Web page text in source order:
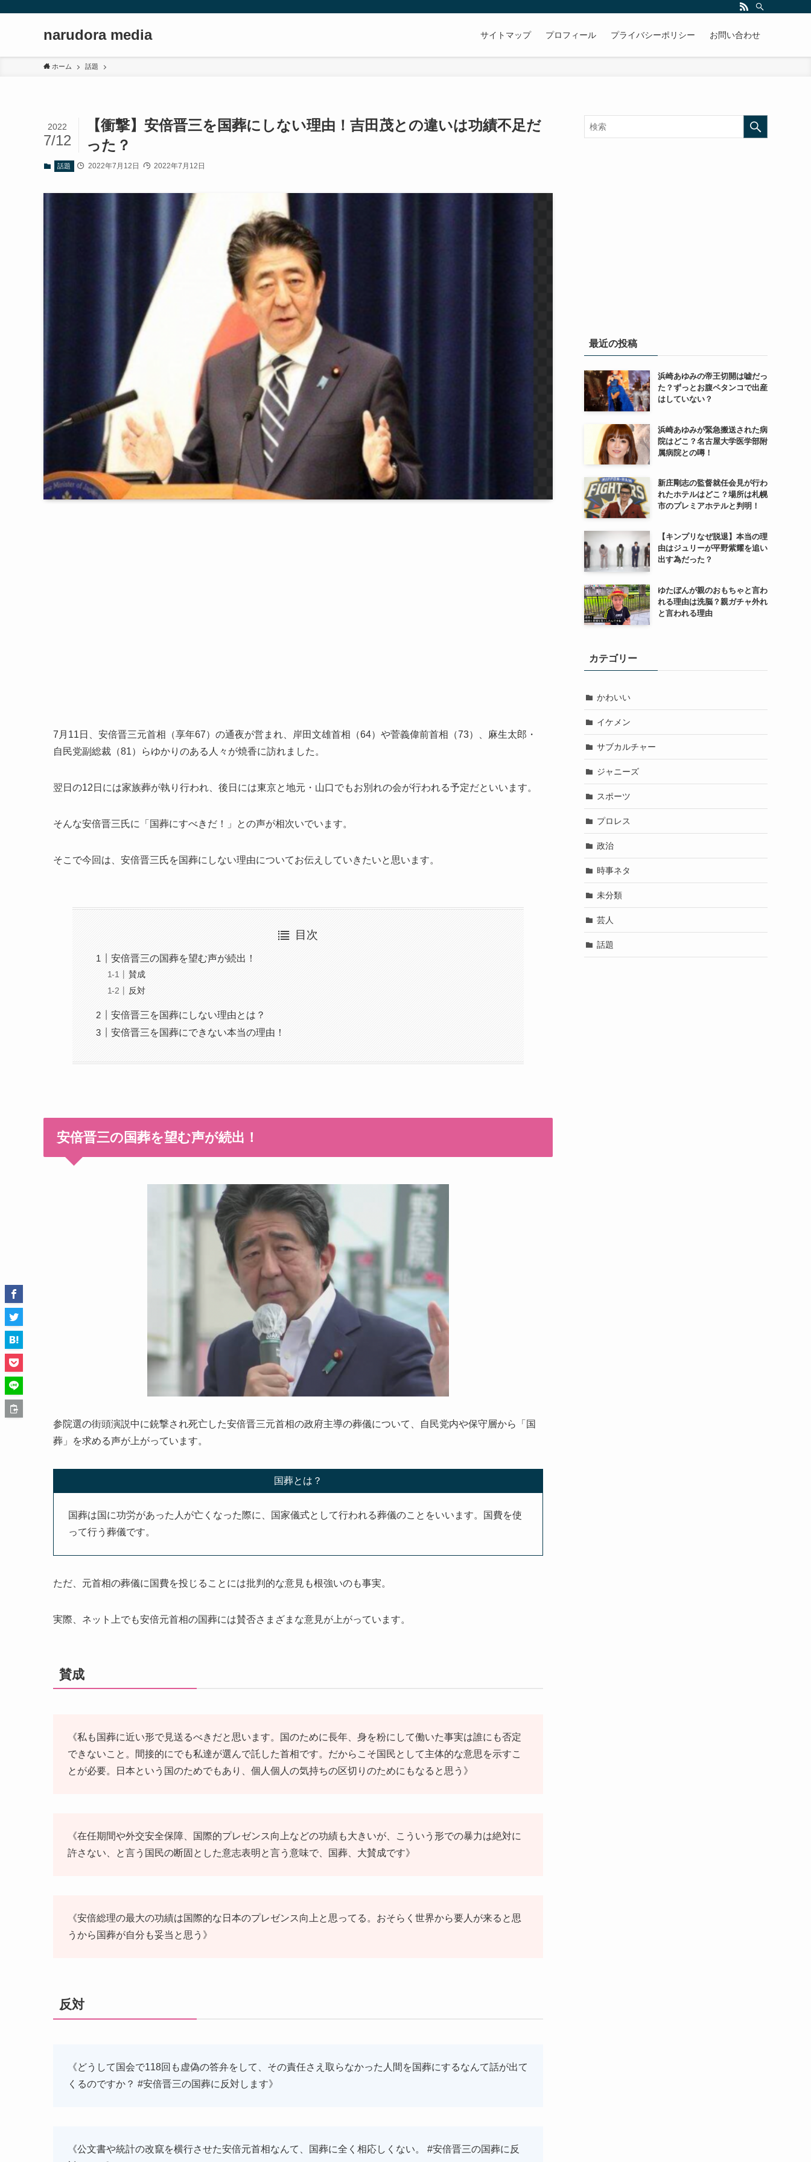
narudora media サイトマップ プロフィール プライバシーポリシー お問い合わせ
ホーム 話題
【衝撃】安倍晋三を国葬にしない理由！吉田茂との違いは功績不足だ
った？
2022
7/12
話題 2022年7月12日 2022年7月12日
7月11日、安倍晋三元首相（享年67）の通夜が営まれ、岸田文雄首相（64）や菅義偉前首相（73）、麻生太郎・
自民党副総裁（81）らゆかりのある人々が焼香に訪れました。
翌日の12日には家族葬が執り行われ、後日には東京と地元・山口でもお別れの会が行われる予定だといいます。
そんな安倍晋三氏に「国葬にすべきだ！」との声が相次いでいます。
そこで今回は、安倍晋三氏を国葬にしない理由についてお伝えしていきたいと思います。
目次
安倍晋三の国葬を望む声が続出！
賛成
反対
安倍晋三を国葬にしない理由とは？
安倍晋三を国葬にできない本当の理由！
安倍晋三の国葬を望む声が続出！
参院選の街頭演説中に銃撃され死亡した安倍晋三元首相の政府主導の葬儀について、自民党内や保守層から「国
葬」を求める声が上がっています。
国葬とは？
国葬は国に功労があった人が亡くなった際に、国家儀式として行われる葬儀のことをいいます。国費を使
って行う葬儀です。
ただ、元首相の葬儀に国費を投じることには批判的な意見も根強いのも事実。
実際、ネット上でも安倍元首相の国葬には賛否さまざまな意見が上がっています。
賛成
《私も国葬に近い形で見送るべきだと思います。国のために長年、身を粉にして働いた事実は誰にも否定
できないこと。間接的にでも私達が選んで託した首相です。だからこそ国民として主体的な意思を示すこ
とが必要。日本という国のためでもあり、個人個人の気持ちの区切りのためにもなると思う》
《在任期間や外交安全保障、国際的プレゼンス向上などの功績も大きいが、こういう形での暴力は絶対に
許さない、と言う国民の断固とした意志表明と言う意味で、国葬、大賛成です》
《安倍総理の最大の功績は国際的な日本のプレゼンス向上と思ってる。おそらく世界から要人が来ると思
うから国葬が自分も妥当と思う》
反対
《どうして国会で118回も虚偽の答弁をして、その責任さえ取らなかった人間を国葬にするなんて話が出て
くるのですか？ #安倍晋三の国葬に反対します》
《公文書や統計の改竄を横行させた安倍元首相なんて、国葬に全く相応しくない。 #安倍晋三の国葬に反
最近の投稿
浜崎あゆみの帝王切開は嘘だっ
た？ずっとお腹ペタンコで出産
はしていない？
浜崎あゆみが緊急搬送された病
院はどこ？名古屋大学医学部附
属病院との噂！
新庄剛志の監督就任会見が行わ
れたホテルはどこ？場所は札幌
市のプレミアホテルと判明！
【キンプリなぜ脱退】本当の理
由はジュリーが平野紫耀を追い
出す為だった？
ゆたぼんが親のおもちゃと言わ
れる理由は洗脳？親ガチャ外れ
と言われる理由
カテゴリー
かわいい
イケメン
サブカルチャー
ジャニーズ
スポーツ
プロレス
政治
時事ネタ
未分類
芸人
話題